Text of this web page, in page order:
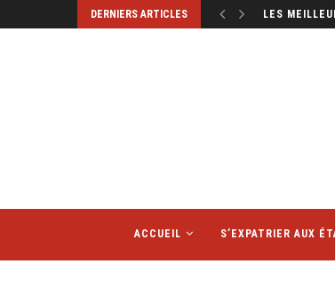
DERNIERS ARTICLES LES
ACCUEIL S’EXPATRIER AUX